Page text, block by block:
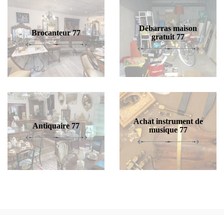
Brocanteur 77
Débarras maison
gratuit 77
Antiquaire 77
Achat instrument de
musique 77